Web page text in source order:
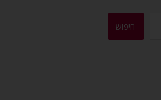
חיפוש